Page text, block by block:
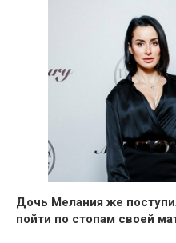
Дочь Мелания же
пойти по стопам своей